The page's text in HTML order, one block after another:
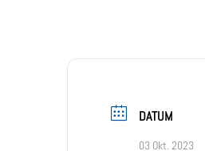
DATUM
03 Okt. 2023